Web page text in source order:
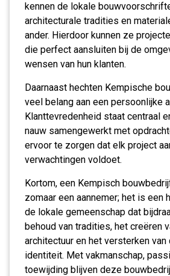
kennen de lokale
architecturale tradities en
ander. Hierdoor kunnen ze
die perfect aansluiten bij de
wensen van hun klanten.
Daarnaast hechten Kempische
veel belang aan een persoonlijke
Klanttevredenheid staat centraal
nauw samengewerkt met
ervoor te zorgen dat elk project
verwachtingen voldoet.
Kortom, een Kempisch
zomaar een aannemer; het is een
de lokale gemeenschap dat
behoud van tradities, het creëren
architectuur en het versterken van
identiteit. Met vakmanschap,
toewijding blijven deze